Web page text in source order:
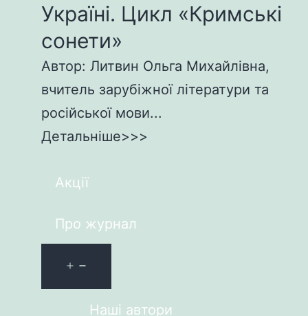
Україні. Цикл «Кримські
сонети»
Автор: Литвин Ольга Михайлівна,
вчитель зарубіжної літератури та
російської мови...
Детальніше>>>
Акції
Про журнал
Наші автори